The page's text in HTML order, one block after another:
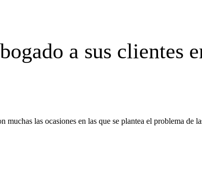
a sus clientes
las ocasiones en las que se plantea el problema de